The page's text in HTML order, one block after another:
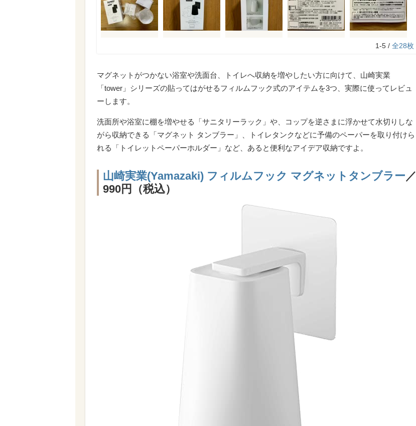
1-5 / 全28枚
マグネットがつかない浴室や洗面台、トイレへ収納を増やしたい方に向けて、山崎実業
「tower」シリーズの貼ってはがせるフィルムフック式のアイテムを3つ、実際に使ってレビュ
ーします。
洗面所や浴室に棚を増やせる「サニタリーラック」や、コップを逆さまに浮かせて水切りしな
がら収納できる「マグネット タンブラー」、トイレタンクなどに予備のペーパーを取り付けら
れる「トイレットペーパーホルダー」など、あると便利なアイデア収納ですよ。
山崎実業(Yamazaki) フィルムフック マグネットタンブラー ／
990円（税込）